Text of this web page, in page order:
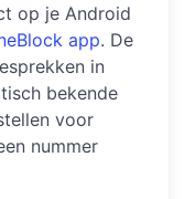
op je Android
app. De
in
bekende
voor
nummer